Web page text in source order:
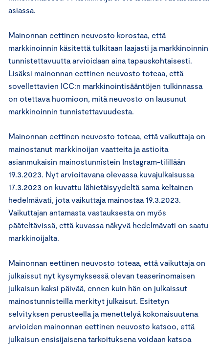
asiassa.
Mainonnan eettinen neuvosto korostaa, että
markkinoinnin käsitettä tulkitaan laajasti ja markkinoinnin
tunnistettavuutta arvioidaan aina tapauskohtaisesti.
Lisäksi mainonnan eettinen neuvosto toteaa, että
sovellettavien ICC:n markkinointisääntöjen tulkinnassa
on otettava huomioon, mitä neuvosto on lausunut
markkinoinnin tunnistettavuudesta.
Mainonnan eettinen neuvosto toteaa, että vaikuttaja on
mainostanut markkinoijan vaatteita ja astioita
asianmukaisin mainostunnistein Instagram-tilillään
19.3.2023. Nyt arvioitavana olevassa kuvajulkaisussa
17.3.2023 on kuvattu lähietäisyydeltä sama keltainen
hedelmävati, jota vaikuttaja mainostaa 19.3.2023.
Vaikuttajan antamasta vastauksesta on myös
pääteltävissä, että kuvassa näkyvä hedelmävati on saatu
markkinoijalta.
Mainonnan eettinen neuvosto toteaa, että vaikuttaja on
julkaissut nyt kysymyksessä olevan teaserinomaisen
julkaisun kaksi päivää, ennen kuin hän on julkaissut
mainostunnisteilla merkityt julkaisut. Esitetyn
selvityksen perusteella ja menettelyä kokonaisuutena
arvioiden mainonnan eettinen neuvosto katsoo, että
julkaisun ensisijaisena tarkoituksena voidaan katsoa